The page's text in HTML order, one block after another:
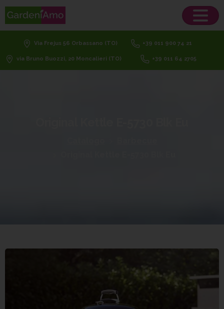
Via Frejus 56 Orbassano (TO) +39 011 900 74 21
via Bruno Buozzi, 20 Moncalieri (TO) +39 011 64 2705